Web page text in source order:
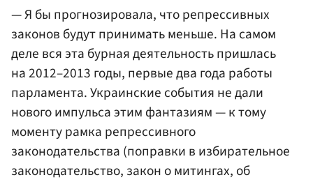
— Я бы прогнозировала, что репрессивных
законов будут принимать меньше. На самом
деле вся эта бурная деятельность пришлась
на 2012–2013 годы, первые два года работы
парламента. Украинские события не дали
нового импульса этим фантазиям — к тому
моменту рамка репрессивного
законодательства (поправки в избирательное
законодательство, закон о митингах, об